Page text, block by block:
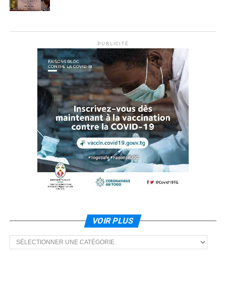
PUBLICITÉ
VOIR PLUS
Voir
plus